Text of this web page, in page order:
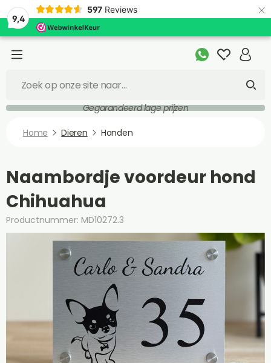
9,4
597 Reviews ×
Gegarandeerd lage prijzen
Home Dieren Honden
Naambordje voordeur hond
Chihuahua
Productnummer: MD10272.3